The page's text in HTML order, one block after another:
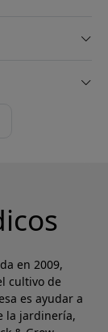
en 2009,
cultivo de
es ayudar a
la jardinería,